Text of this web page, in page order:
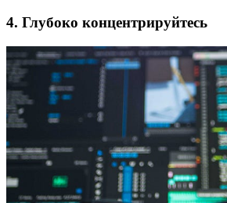
4. Глубоко концентрируйтесь